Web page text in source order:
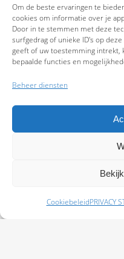
Om de beste ervaringen te
cookies om informatie over je
Door in te stemmen met deze
surfgedrag of unieke ID's op
geeft of uw toestemming intrekt,
bepaalde functies en
Beheer diensten
CookiebeleidPRIVACY
Schade melden